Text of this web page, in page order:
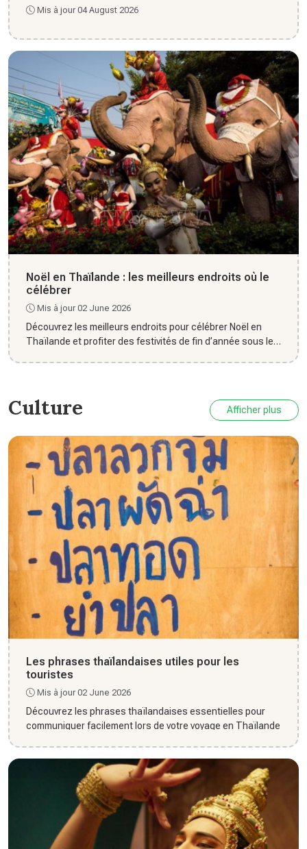
Mis à jour 04 August 2026
Noël en Thaïlande : les meilleurs endroits où le
célébrer
Mis à jour 02 June 2026
Découvrez les meilleurs endroits pour célébrer Noël en
Thaïlande et profiter des festivités de fin d’année sous les
Culture Afficher plus
Les phrases thaïlandaises utiles pour les
touristes
Mis à jour 02 June 2026
Découvrez les phrases thaïlandaises essentielles pour
communiquer facilement lors de votre voyage en Thaïlande